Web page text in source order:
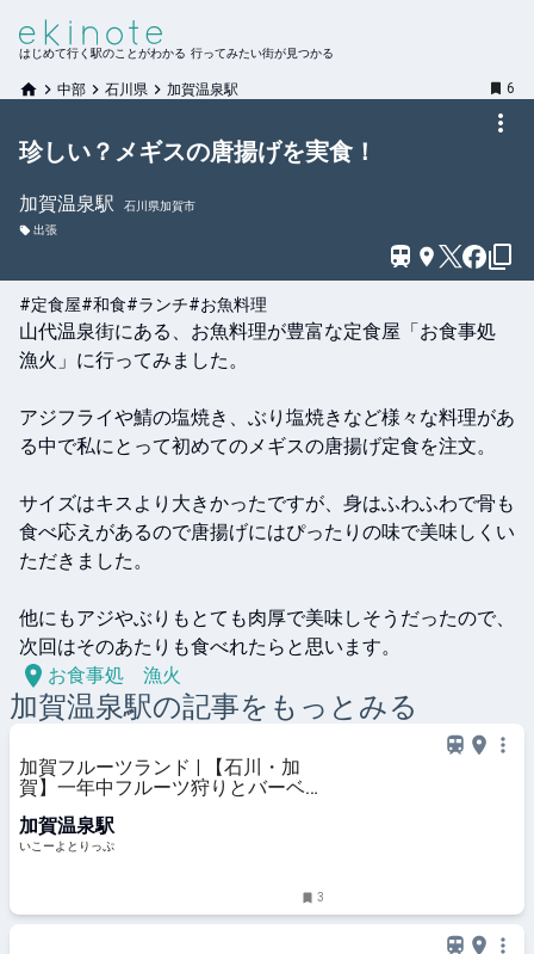
はじめて行く駅のことがわかる 行ってみたい街が見つかる
中部 石川県 加賀温泉駅 6
珍しい？メギスの唐揚げを実食！
加賀温泉駅
石川県加賀市
出張
#定食屋#和食#ランチ#お魚料理
山代温泉街にある、お魚料理が豊富な定食屋「お食事処
漁火」に行ってみました。
アジフライや鯖の塩焼き、ぶり塩焼きなど様々な料理があ
る中で私にとって初めてのメギスの唐揚げ定食を注文。
サイズはキスより大きかったですが、身はふわふわで骨も
食べ応えがあるので唐揚げにはぴったりの味で美味しくい
ただきました。
他にもアジやぶりもとても肉厚で美味しそうだったので、
次回はそのあたりも食べれたらと思います。
お食事処 漁火
加賀温泉駅の記事をもっとみる
加賀フルーツランド | 【石川・加
賀】一年中フルーツ狩りとバーベキ
ド」 | 石川県加賀市 | いこーよとり
っぷ
加賀温泉駅
いこーよとりっぷ
3